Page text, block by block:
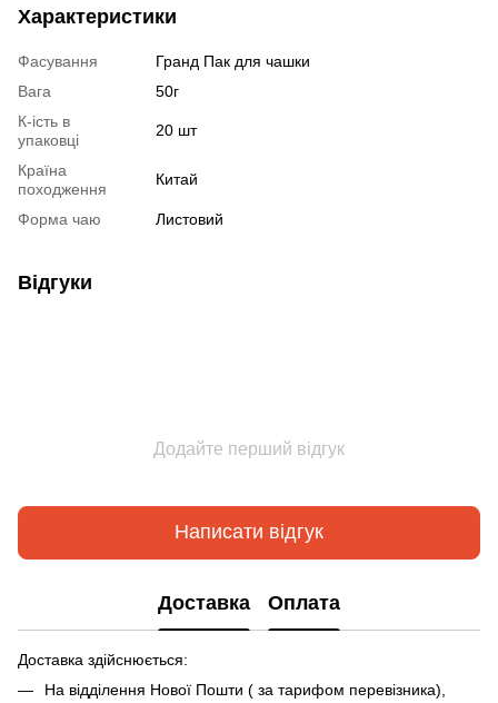
Характеристики
Фасування
Гранд Пак для чашки
Вага
50г
К-ість в
упаковці
20 шт
Країна
походження
Китай
Форма чаю Листовий
Відгуки
Додайте перший відгук
Написати відгук
Доставка Оплата
Доставка здійснюється:
На відділення Нової Пошти ( за тарифом перевізника),